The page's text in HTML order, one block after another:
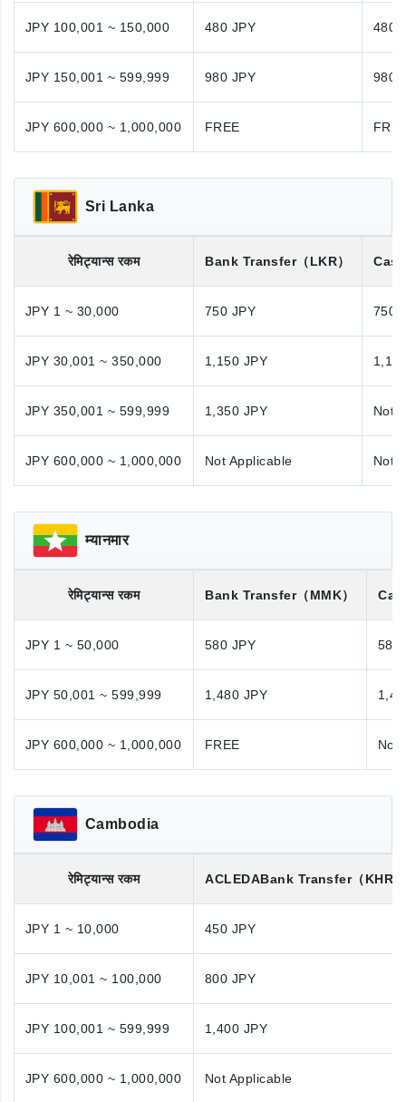
JPY 100,001 ~ 150,000 480 JPY 480
JPY 150,001 ~ 599,999 980 JPY 980
JPY 600,000 ~ 1,000,000 FREE
Sri Lanka
रेमिट्यान्स रकम Bank Transfer（LKR）
JPY 1 ~ 30,000 750 JPY 750
JPY 30,001 ~ 350,000 1,150 JPY
JPY 350,001 ~ 599,999 1,350 JPY Not
JPY 600,000 ~ 1,000,000 Not Applicable Not
म्यानमार
रेमिट्यान्स रकम Bank Transfer（MMK）
JPY 1 ~ 50,000 580 JPY 580
JPY 50,001 ~ 599,999 1,480 JPY
JPY 600,000 ~ 1,000,000 FREE Not
Cambodia
रेमिट्यान्स रकम ACLEDABank Transfer（KHR/
JPY 1 ~ 10,000 450 JPY
JPY 10,001 ~ 100,000 800 JPY
JPY 100,001 ~ 599,999 1,400 JPY
JPY 600,000 ~ 1,000,000 Not Applicable